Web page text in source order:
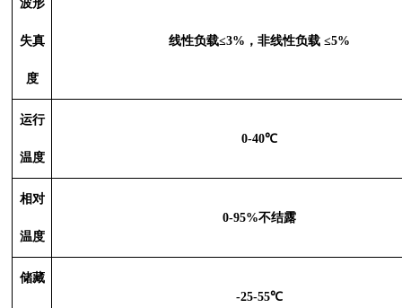
波形
失真
度
线性负载≤3%，非线性负载 ≤5%
运行
温度
0-40℃
相对
温度
0-95%不结露
储藏
-25-55℃